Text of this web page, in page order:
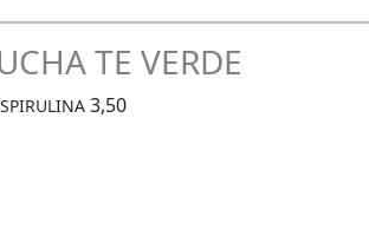
TE VERDE
3,50